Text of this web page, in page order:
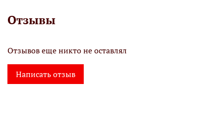
Отзывы
Отзывов еще никто не оставлял
Написать отзыв